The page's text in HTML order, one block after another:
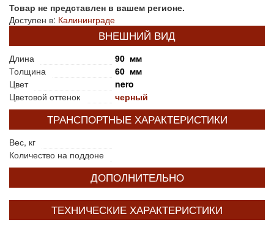
Товар не представлен в вашем регионе.
Доступен в: Калининграде
ВНЕШНИЙ ВИД
Длина
90 мм
Толщина
60 мм
Цвет
nero
Цветовой оттенок
черный
ТРАНСПОРТНЫЕ ХАРАКТЕРИСТИКИ
Вес, кг
Количество на поддоне
ДОПОЛНИТЕЛЬНО
ТЕХНИЧЕСКИЕ ХАРАКТЕРИСТИКИ